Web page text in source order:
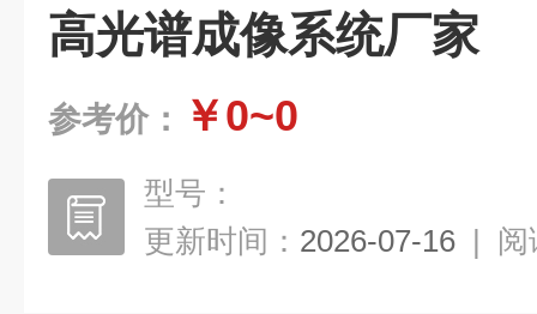
高光谱成像系统厂家
参考价： ￥0~0
型号：
更新时间： 2026-07-16 | 阅